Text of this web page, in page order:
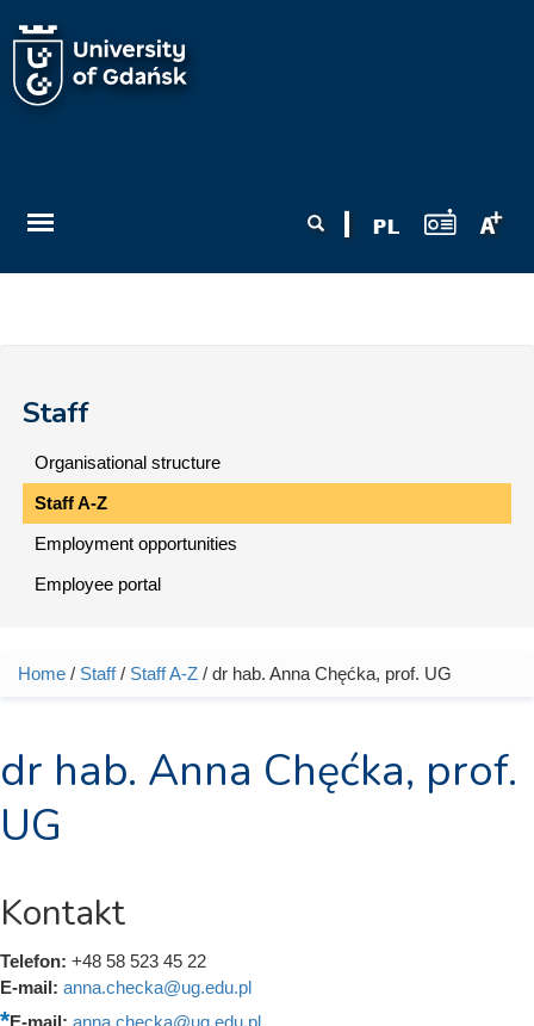
Staff
Organisational structure
Staff A-Z
Employment opportunities
Employee portal
You are here
Home / Staff/ Staff A-Z / dr hab. Anna Chęćka, prof. UG
dr hab. Anna Chęćka, prof.
UG
Kontakt
Telefon: +48 58 523 45 22
E-mail: anna.checka@ug.edu.pl
E-mail: anna.checka@ug.edu.pl